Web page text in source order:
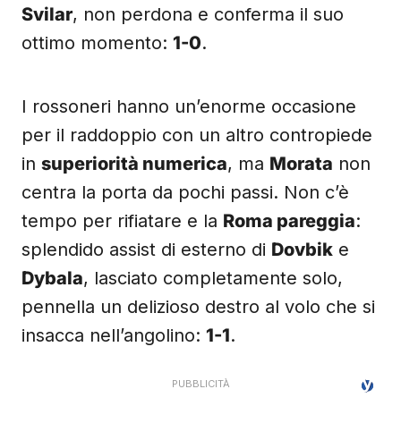
Svilar, non perdona e conferma il suo
ottimo momento: 1-0.
I rossoneri hanno un’enorme occasione
per il raddoppio con un altro contropiede
in superiorità numerica, ma Morata non
centra la porta da pochi passi. Non c’è
tempo per rifiatare e la Roma pareggia:
splendido assist di esterno di Dovbik e
Dybala, lasciato completamente solo,
pennella un delizioso destro al volo che si
insacca nell’angolino: 1-1.